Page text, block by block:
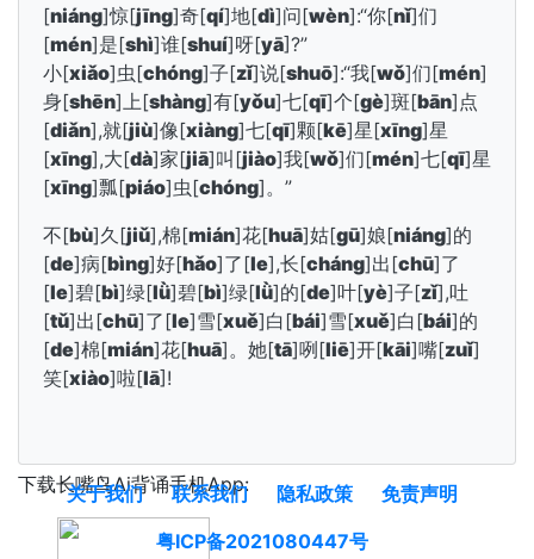
[niáng]惊[jīng]奇[qí]地[dì]问[wèn]:“你[nǐ]们
[mén]是[shì]谁[shuí]呀[yā]?”
小[xiǎo]虫[chóng]子[zǐ]说[shuō]:“我[wǒ]们[mén]
身[shēn]上[shàng]有[yǒu]七[qī]个[gè]斑[bān]点
[diǎn],就[jiù]像[xiàng]七[qī]颗[kē]星[xīng]星
[xīng],大[dà]家[jiā]叫[jiào]我[wǒ]们[mén]七[qī]星
[xīng]瓢[piáo]虫[chóng]。”
不[bù]久[jiǔ],棉[mián]花[huā]姑[gū]娘[niáng]的
[de]病[bìng]好[hǎo]了[le],长[cháng]出[chū]了
[le]碧[bì]绿[lǜ]碧[bì]绿[lǜ]的[de]叶[yè]子[zǐ],吐
[tǔ]出[chū]了[le]雪[xuě]白[bái]雪[xuě]白[bái]的
[de]棉[mián]花[huā]。她[tā]咧[liē]开[kāi]嘴[zuǐ]
笑[xiào]啦[lā]!
下载长嘴鸟Ai背诵手机App:
关于我们 联系我们 隐私政策
免责声明
粤ICP备2021080447号